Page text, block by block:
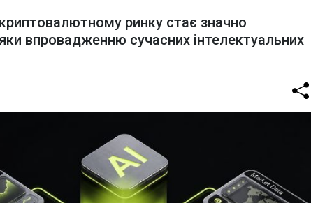
ринку стає значно
впровадженню сучасних інтелектуальних